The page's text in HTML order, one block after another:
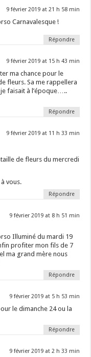
9 février 2019 at 21 h 58 min
Carnavalesque !
Répondre
9 février 2019 at 15 h 43 min
ma chance pour le
fleurs. Sa me rappellera
faisait à l’époque…..
Répondre
9 février 2019 at 11 h 33 min
de fleurs du mercredi
vous.
Répondre
9 février 2019 at 8 h 51 min
Illuminé du mardi 19
profiter mon fils de 7
ma grand mère nous
Répondre
9 février 2019 at 5 h 53 min
le dimanche 24 ou la
Répondre
9 février 2019 at 2 h 33 min